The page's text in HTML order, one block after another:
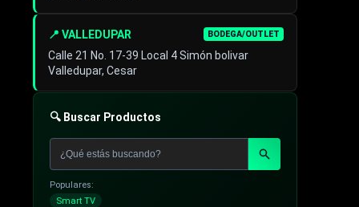
📍 VALLEDUPAR BODEGA/OUTLET
Calle 21 No. 17-39 Local 4 Simón bolivar
Valledupar, Cesar
🔍 Buscar Productos
Populares:
Smart TV